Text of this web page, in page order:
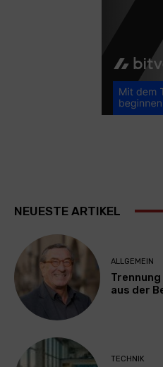
NEUESTE ARTIKEL
ALLGEMEIN
aus der
TECHNIK